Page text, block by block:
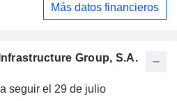
Group, S.A.
seguir el 29 de julio
Más datos financieros